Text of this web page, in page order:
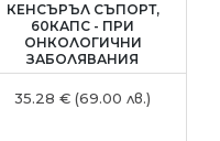
КЕНСЪРЪЛ СЪПОРТ,
60КАПС - ПРИ
ОНКОЛОГИЧНИ
ЗАБОЛЯВАНИЯ
35.28 € (69.00 лв.)